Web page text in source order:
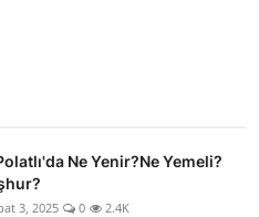
Ne Yenir?Ne Yemeli?
3, 2025 0 2.4K